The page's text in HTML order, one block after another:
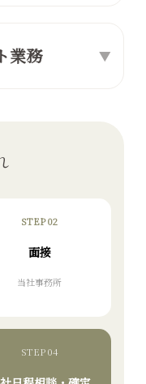
業務 ▼
STEP 02
面接
当社事務所
STEP 04